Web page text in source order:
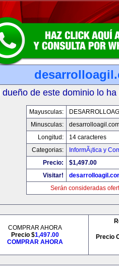
dueño de este dominio lo
Mayusculas:
Minusculas:
Longitud:
14 caracteres
Categorias:
InformÃ¡tica y
Precio:
$1,497.00
Visitar!
Serán consideradas
COMPRAR AHORA
Precio $1,497.00
COMPRAR AHORA
Precio